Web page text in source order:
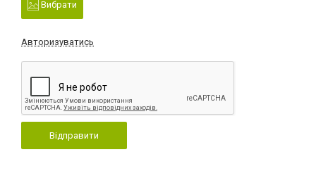
Вибрати
Авторизуватись
Відправити